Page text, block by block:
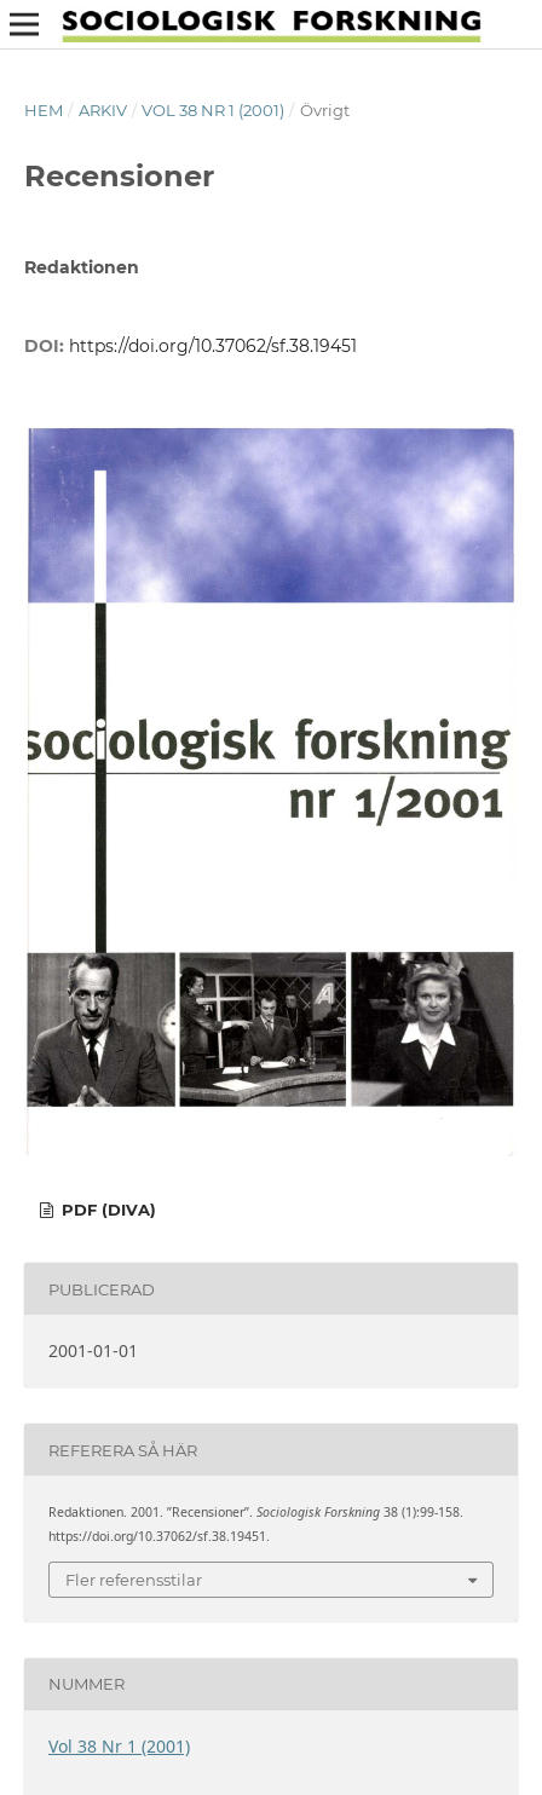
HEM / ARKIV / VOL 38 NR 1 (2001) / Övrigt
Recensioner
Redaktionen
DOI: https://doi.org/10.37062/sf.38.19451
PDF (DIVA)
PUBLICERAD
2001-01-01
REFERERA SÅ HÄR
Redaktionen. 2001. ”Recensioner”. Sociologisk Forskning38 (1):99-158.
https://doi.org/10.37062/sf.38.19451.
Fler referensstilar
NUMMER
Vol 38 Nr 1 (2001)